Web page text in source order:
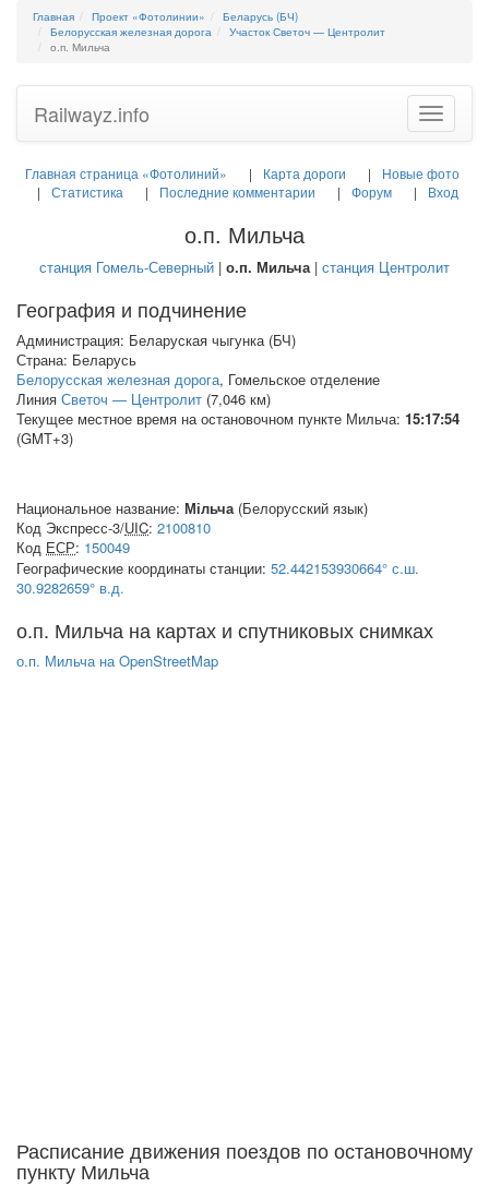
Главная Проект «Фотолинии»
Беларусь (БЧ)
Белорусская железная дорога
Участок Светоч — Центролит
о.п. Мильча
Toggle
Railwayz.info
Главная страница «Фотолиний» Карта дороги
Новые фото
Статистика
Последние комментарии Форум Вход
о.п. Мильча
станция Гомель-Северный | о.п. Мильча| станция Центролит
География и подчинение
Администрация: Беларуская чыгунка (БЧ)
Страна: Беларусь
Белорусская железная дорога, Гомельское отделение
Линия Светоч — Центролит (7,046 км)
Текущее местное время на остановочном пункте Мильча: 15:17:55
(GMT+3)
Национальное название: Мільча(Белорусский язык)
Код Экспресс-3/UIC: 2100810
Код ЕСР: 150049
Географические координаты станции: 52.442153930664° с.ш.
30.9282659° в.д.
о.п. Мильча на картах и спутниковых снимках
о.п. Мильча на OpenStreetMap
Расписание движения поездов по остановочному
пункту Мильча